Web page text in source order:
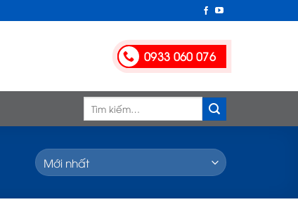
0933 060 076
Tìm
kiếm: